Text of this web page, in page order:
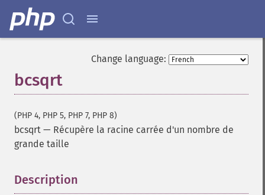
Change language:
bcsqrt
(PHP 4, PHP 5, PHP 7, PHP 8)
bcsqrt — Récupère la racine carrée d'un nombre de
grande taille
Description